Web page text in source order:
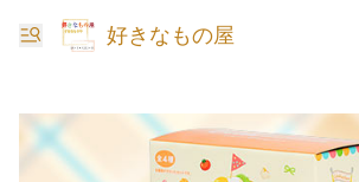
好きなもの屋